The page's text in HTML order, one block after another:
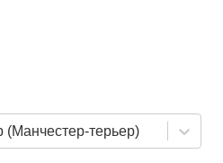
(Манчестер-терьер)